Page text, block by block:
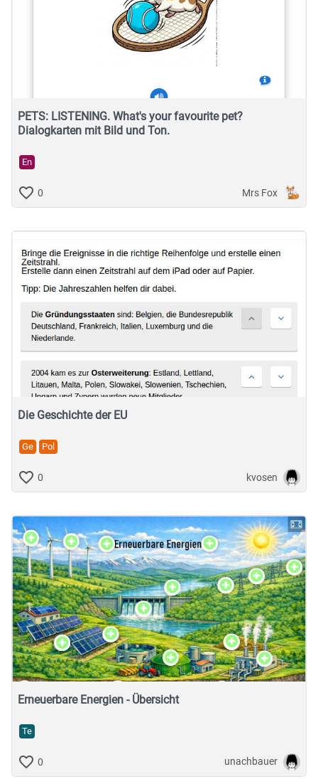
PETS: LISTENING. What's your favourite pet?
Dialogkarten mit Bild und Ton.
En
0 Mrs Fox
Die Geschichte der EU
Ge Pol
0 kvosen
Erneuerbare Energien - Übersicht
Te
0 unachbauer